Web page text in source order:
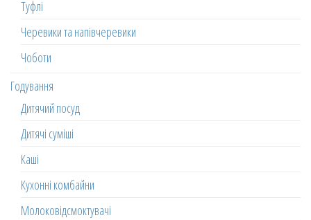
Туфлі
Черевики та напівчеревики
Чоботи
Годування
Дитячий посуд
Дитячі суміші
Каші
Кухонні комбайни
Молоковідсмоктувачі